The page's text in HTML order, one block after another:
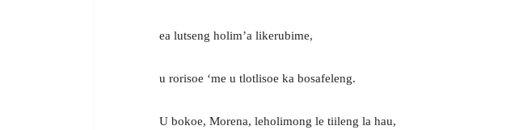
ea lutseng holim’a likerubime,
u rorisoe ‘me u tlotlisoe ka bosafeleng.
U bokoe, Morena, leholimong le tiileng la hau,